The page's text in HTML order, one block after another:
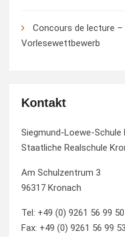
Concours de lecture
Vorlesewettbewerb
Kontakt
Siegmund-Loewe-Schule
Staatliche Realschule
Am Schulzentrum 3
96317 Kronach
Tel: +49 (0) 9261 56 99 50
Fax: +49 (0) 9261 56 99